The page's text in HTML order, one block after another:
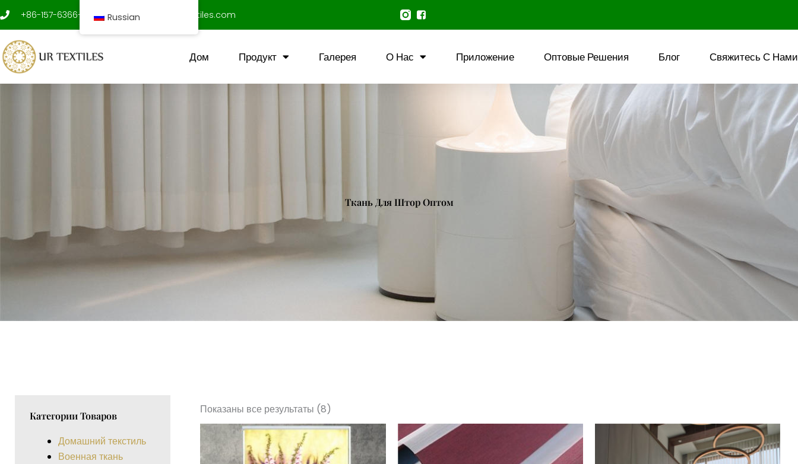
перейти
к
содержанию
+86-157-6366-9312 shenxujian@ur-textiles.com
Дом Продукт Галерея О Нас Приложение Оптовые Решения Блог Свяжитесь С Нами
Ткань Для Штор Оптом
Категории Товаров
Домашний текстиль
Военная ткань
Показаны все результаты (8)
Russian